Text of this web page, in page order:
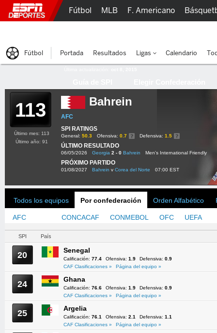
113 Bahrein
AFC
SPI RATINGS
General: 50.3 Ofensiva: 0.7 Defensiva: 1.5
ÚLTIMO RESULTADO
06/05/2026 Georgia 2 - 0 Bahrein Men's International Friendly
PRÓXIMO PARTIDO
01/08/2027 Bahrein v Corea del Norte 07:00 EST
Último mes: 113
Último año: 91
Todos los equipos Por confederación Orden Alfabético
AFC CONCACAF CONMEBOL OFC UEFA
SPI País
20 Senegal
Calificación: 77.4 Ofensiva: 1.9 Defensiva: 0.9
CAF Clasificaciones »
Página del equipo »
24 Ghana
Calificación: 76.6 Ofensiva: 1.9 Defensiva: 0.9
CAF Clasificaciones »
Página del equipo »
25 Argelia
Calificación: 76.1 Ofensiva: 2.1 Defensiva: 1.1
CAF Clasificaciones »
Página del equipo »
Fútbol MLB F. Americano
Fútbol Portada Resultados Ligas Calendario